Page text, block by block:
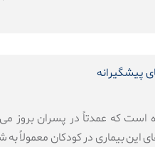
پیشگیرانه
است که عمدتاً در پسران بروز
بیماری در کودکان معمولاً